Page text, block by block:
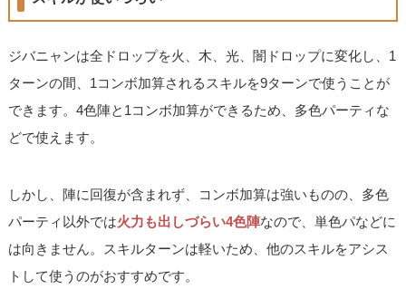
ジバニャンは全ドロップを火、木、光、闇ドロップに変化し、1
ターンの間、1コンボ加算されるスキルを9ターンで使うことが
できます。4色陣と1コンボ加算ができるため、多色パーティな
どで使えます。
しかし、陣に回復が含まれず、コンボ加算は強いものの、多色
パーティ以外では火力も出しづらい4色陣なので、単色パなどに
は向きません。スキルターンは軽いため、他のスキルをアシス
トして使うのがおすすめです。